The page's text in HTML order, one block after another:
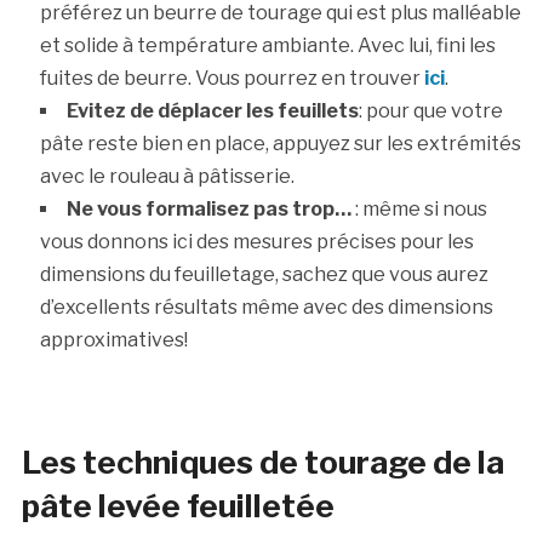
préférez un beurre de tourage qui est plus malléable
et solide à température ambiante. Avec lui, fini les
fuites de beurre. Vous pourrez en trouver ici.
Evitez de déplacer les feuillets: pour que votre
pâte reste bien en place, appuyez sur les extrémités
avec le rouleau à pâtisserie.
Ne vous formalisez pas trop…: même si nous
vous donnons ici des mesures précises pour les
dimensions du feuilletage, sachez que vous aurez
d’excellents résultats même avec des dimensions
approximatives!
Les techniques de tourage de la
pâte levée feuilletée